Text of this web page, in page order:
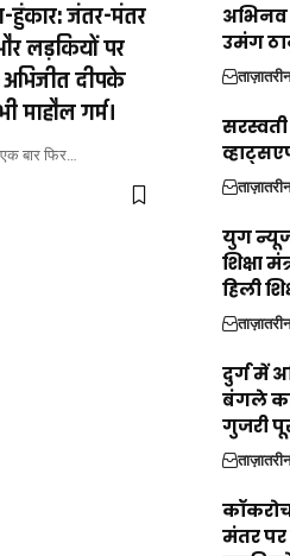
हुंकार: जंतर-मंतर
लड़कियों पर
अभिजीत दीपके
माहौल गर्म।
बार फिर…
अभिनव
उमंग
ताज़ातरीन
सरस्वती
ताज़ातरीन
युग न्यूज
शिक्षा
हिली
ताज़ातरीन
दुर्ग में
बंगले का
गुजरी
ताज़ातरीन
मंतर